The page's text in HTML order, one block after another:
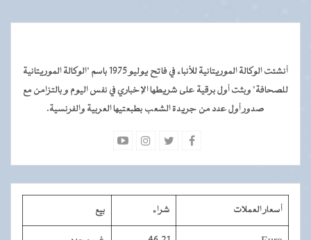
أنشئت الوكالة الموريتانية للأنباء في فاتح يوليو 1975 باسم "الوكالة الموريتانية
للصحافة" وبثت أول برقية على شريطها الإخباري في نفس اليوم و بالتزامن مع
صدور أول عدد من جريدة الشعب بطبعتيها العربية والفرنسية.
أسعار العملات شراء بيع